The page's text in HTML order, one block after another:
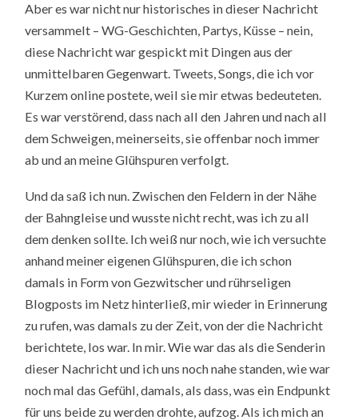
Aber es war nicht nur historisches in dieser Nachricht
versammelt – WG-Geschichten, Partys, Küsse – nein,
diese Nachricht war gespickt mit Dingen aus der
unmittelbaren Gegenwart. Tweets, Songs, die ich vor
Kurzem online postete, weil sie mir etwas bedeuteten.
Es war verstörend, dass nach all den Jahren und nach all
dem Schweigen, meinerseits, sie offenbar noch immer
ab und an meine Glühspuren verfolgt.
Und da saß ich nun. Zwischen den Feldern in der Nähe
der Bahngleise und wusste nicht recht, was ich zu all
dem denken sollte. Ich weiß nur noch, wie ich versuchte
anhand meiner eigenen Glühspuren, die ich schon
damals in Form von Gezwitscher und rührseligen
Blogposts im Netz hinterließ, mir wieder in Erinnerung
zu rufen, was damals zu der Zeit, von der die Nachricht
berichtete, los war. In mir. Wie war das als die Senderin
dieser Nachricht und ich uns noch nahe standen, wie war
noch mal das Gefühl, damals, als dass, was ein Endpunkt
für uns beide zu werden drohte, aufzog. Als ich mich an